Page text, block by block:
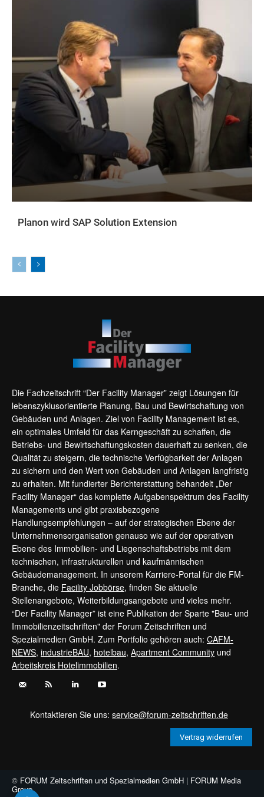
Planon wird SAP Solution Extension
Die Fachzeitschrift “Der Facility Manager” zeigt Lösungen für
lebenszyklusorientierte Planung, Bau und Bewirtschaftung von
Gebäuden und Anlagen. Ziel von Facility Management ist es,
ein optimales Umfeld für das Kerngeschäft zu schaffen, die
Betriebs- und Bewirtschaftungskosten dauerhaft zu senken, die
Qualität zu steigern, die technische Verfügbarkeit der Anlagen
zu sichern und den Wert von Gebäuden und Anlagen langfristig
zu erhalten. Mit fundierter Berichterstattung behandelt „Der
Facility Manager“ das komplette Aufgabenspektrum des Facility
Managements und gibt praxisbezogene
Handlungsempfehlungen – auf der strategischen Ebene der
Unternehmensorganisation genauso wie auf der operativen
Ebene des Immobilien- und Liegenschaftsbetriebs mit dem
technischen, infrastrukturellen und kaufmännischen
Gebäudemanagement. In unserem Karriere-Portal für die FM-
Branche, die Facility Jobbörse, finden Sie aktuelle
Stellenangebote, Weiterbildungsangebote und vieles mehr.
“Der Facility Manager” ist eine Publikation der Sparte "Bau- und
Immobilienzeitschriften" der Forum Zeitschriften und
Spezialmedien GmbH. Zum Portfolio gehören auch: CAFM-
NEWS, industrieBAU, hotelbau, Apartment Community und
Arbeitskreis Hotelimmobilien.
Kontaktieren Sie uns:service@forum-zeitschriften.de
Vertrag widerrufen
© FORUM Zeitschriften und Spezialmedien GmbH | FORUM Media
Group